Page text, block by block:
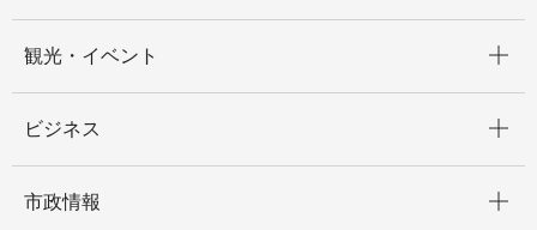
観光・イベント
ビジネス
市政情報